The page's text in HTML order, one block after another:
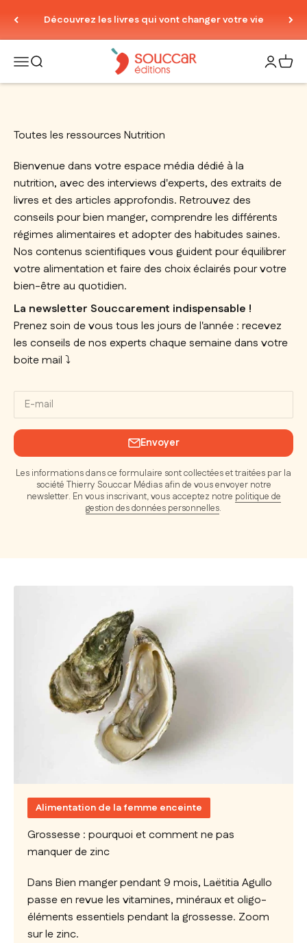
Découvrez les livres qui vont changer votre vie
Ouvrir la navigation
Ouvrir la rechercheThierry Souccar Editions Ouvrir
Voir
Toutes les ressources Nutrition
Bienvenue dans votre espace média dédié à la
nutrition, avec des interviews d'experts, des extraits de
livres et des articles approfondis. Retrouvez des
conseils pour bien manger, comprendre les différents
régimes alimentaires et adopter des habitudes saines.
Nos contenus scientifiques vous guident pour équilibrer
votre alimentation et faire des choix éclairés pour votre
bien-être au quotidien.
La newsletter Souccarement indispensable !
Prenez soin de vous tous les jours de l'année : recevez
les conseils de nos experts chaque semaine dans votre
boite mail ⤵️
E-mail
Envoyer
Les informations dans ce formulaire sont collectées et traitées par la
société Thierry Souccar Médias afin de vous envoyer notre
newsletter. En vous inscrivant, vous acceptez notre politique de
gestion des données personnelles.
Alimentation de la femme enceinte
Grossesse : pourquoi et comment ne pas
manquer de zinc
Dans Bien manger pendant 9 mois, Laëtitia Agullo
passe en revue les vitamines, minéraux et oligo-
éléments essentiels pendant la grossesse. Zoom
sur le zinc.